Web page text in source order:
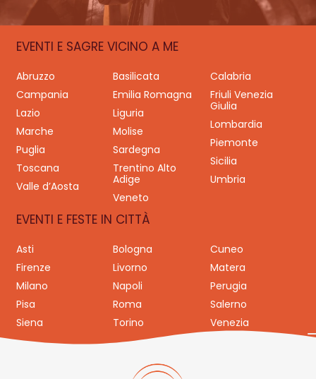
EVENTI E SAGRE VICINO A ME
Abruzzo Basilicata
Calabria
Campania
Emilia Romagna
Friuli Venezia
Giulia
Lazio
Liguria
Lombardia
Marche
Molise
Piemonte
Puglia
Sardegna
Sicilia
Toscana
Trentino Alto
Adige
Umbria
Valle d’Aosta
Veneto
EVENTI E FESTE IN CITTÀ
Asti Bologna
Cuneo
Firenze
Livorno
Matera
Milano
Napoli
Perugia
Pisa
Roma
Salerno
Siena
Torino Venezia